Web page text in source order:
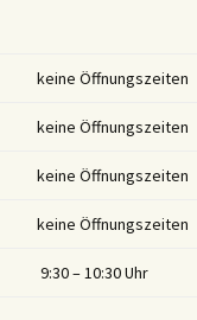
keine Öffnungszeiten
keine Öffnungszeiten
keine Öffnungszeiten
keine Öffnungszeiten
9:30 – 10:30 Uhr